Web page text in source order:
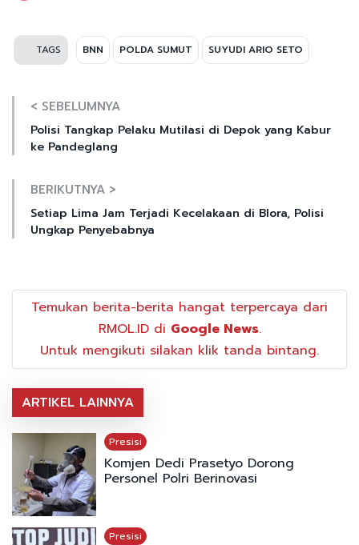
TAGS BNN POLDA SUMUT SUYUDI ARIO SETO
< SEBELUMNYA
Polisi Tangkap Pelaku Mutilasi di Depok yang Kabur
ke Pandeglang
BERIKUTNYA >
Setiap Lima Jam Terjadi Kecelakaan di Blora, Polisi
Ungkap Penyebabnya
Temukan berita-berita hangat terpercaya dari
RMOL.ID di Google News.
Untuk mengikuti silakan klik tanda bintang.
ARTIKEL LAINNYA
Presisi
Komjen Dedi Prasetyo Dorong
Personel Polri Berinovasi
Presisi